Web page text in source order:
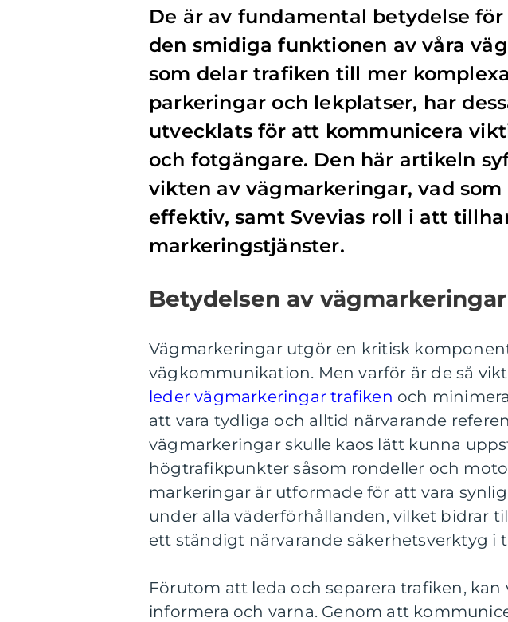
De är av fundamental betydelse
den smidiga funktionen av våra
som delar trafiken till mer
parkeringar och lekplatser, har
utvecklats för att kommunicera
och fotgängare. Den här artikeln
vikten av vägmarkeringar, vad
effektiv, samt Svevias roll i att
markeringstjänster.
Betydelsen av vägmarkeringar
Vägmarkeringar utgör en kritisk
vägkommunikation. Men varför är de så
leder vägmarkeringar trafiken och
att vara tydliga och alltid närvarande
vägmarkeringar skulle kaos lätt kunna
högtrafikpunkter såsom rondeller och
markeringar är utformade för att vara
under alla väderförhållanden, vilket bidrar
ett ständigt närvarande säkerhetsverktyg i
Förutom att leda och separera trafiken,
informera och varna. Genom att